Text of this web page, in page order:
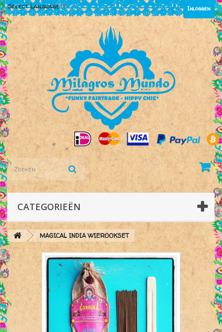
Inloggen
Select Language ▼
CATEGORIEËN
MAGICAL INDIA WIEROOKSET